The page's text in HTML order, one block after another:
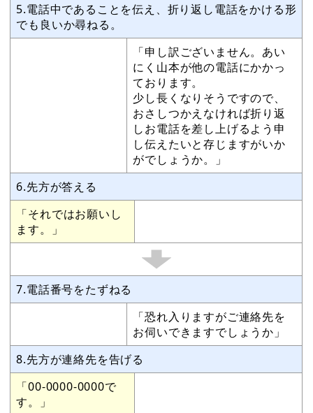
5.電話中であることを伝え、折り返し電話をかける形
でも良いか尋ねる。
「申し訳ございません。あい
にく山本が他の電話にかかっ
ております。
少し長くなりそうですので、
おさしつかえなければ折り返
しお電話を差し上げるよう申
し伝えたいと存じますがいか
がでしょうか。」
6.先方が答える
「それではお願いし
ます。」
7.電話番号をたずねる
「恐れ入りますがご連絡先を
お伺いできますでしょうか」
8.先方が連絡先を告げる
「00-0000-0000で
す。」